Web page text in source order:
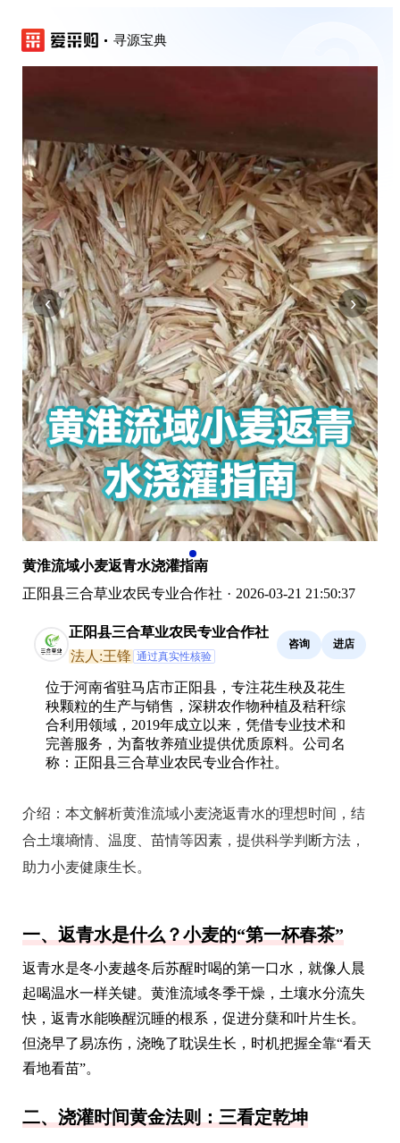
寻源宝典
‹ ›
黄淮流域小麦返青水浇灌指南
正阳县三合草业农民专业合作社 · 2026-03-21 21:50:37
正阳县三合草业农民专业合作社
法人:王锋 通过真实性核验
咨询 进店
位于河南省驻马店市正阳县，专注花生秧及花生
秧颗粒的生产与销售，深耕农作物种植及秸秆综
合利用领域，2019年成立以来，凭借专业技术和
完善服务，为畜牧养殖业提供优质原料。公司名
称：正阳县三合草业农民专业合作社。
介绍： 本文解析黄淮流域小麦浇返青水的理想时间，结
合土壤墒情、温度、苗情等因素，提供科学判断方法，
助力小麦健康生长。
一、返青水是什么？小麦的“第一杯春茶”
返青水是冬小麦越冬后苏醒时喝的第一口水，就像人晨
起喝温水一样关键。黄淮流域冬季干燥，土壤水分流失
快，返青水能唤醒沉睡的根系，促进分蘖和叶片生长。
但浇早了易冻伤，浇晚了耽误生长，时机把握全靠“看天
看地看苗”。
二、浇灌时间黄金法则：三看定乾坤